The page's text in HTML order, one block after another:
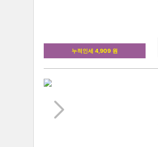
누적인세 4,909 원